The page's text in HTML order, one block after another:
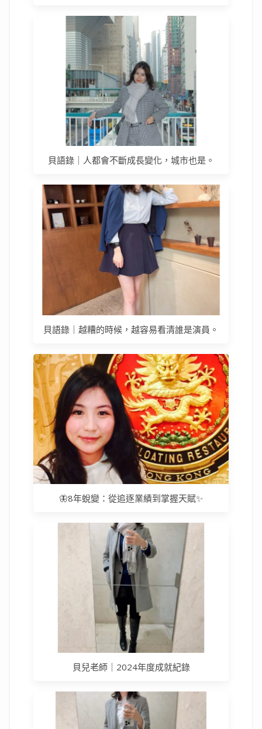
貝語錄｜人都會不斷成長變化，城市也是。
貝語錄｜越糟的時候，越容易看清誰是演員。
🦋8年蛻變：從追逐業績到掌握天賦✨
貝兒老師｜2024年度成就紀錄